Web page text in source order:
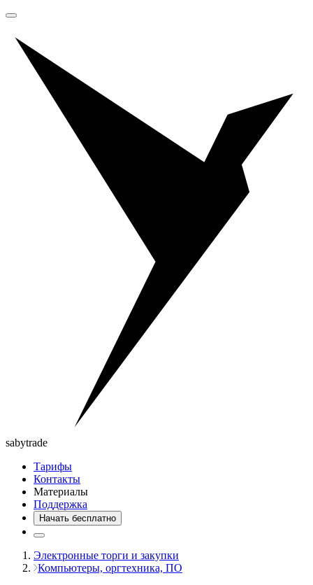
sabytrade
Тарифы
Контакты
Материалы
Поддержка
Начать бесплатно
Электронные торги и закупки
Компьютеры, оргтехника, ПО